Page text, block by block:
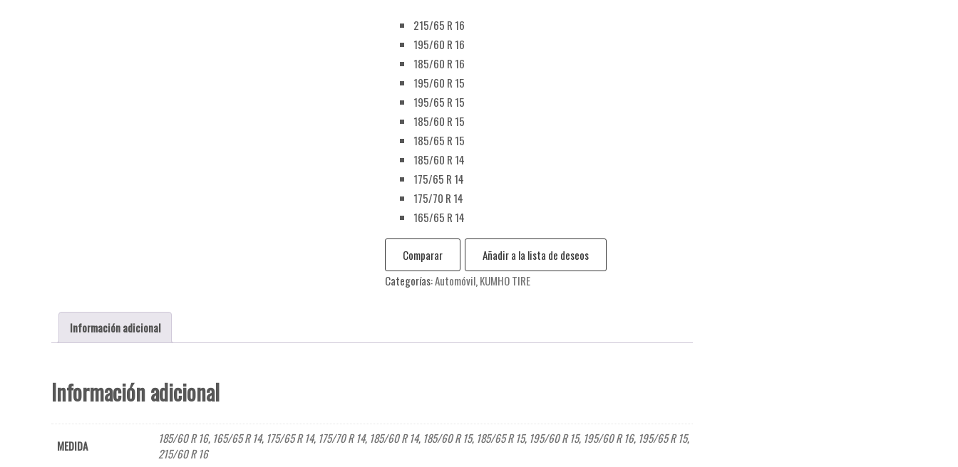
215/65 R 16
195/60 R 16
185/60 R 16
195/60 R 15
195/65 R 15
185/60 R 15
185/65 R 15
185/60 R 14
175/65 R 14
175/70 R 14
165/65 R 14
Comparar
Añadir a la lista de deseos
Categorías:Automóvil, KUMHO TIRE
Información adicional
Información adicional
MEDIDA 185/60 R 16, 165/65 R 14, 175/65 R 14, 175/70 R 14, 185/60 R 14, 185/60 R 15, 185/65 R 15, 195/60 R 15, 195/60 R 16, 195/65 R 15,
215/60 R 16